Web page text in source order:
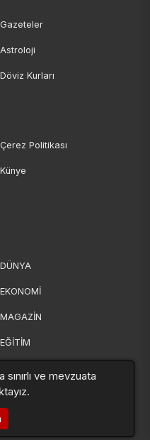
Gazeteler
Astroloji
Döviz Kurları
Çerez Politikası
Künye
DÜNYA
EKONOMİ
MAGAZİN
EĞİTİM
YAŞAM
YEREL
ve mevzuata